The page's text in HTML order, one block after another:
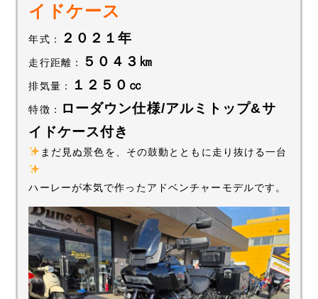
イドケース
年式： ２０２１年
走行距離： ５０４３㎞
排気量： １２５０㏄
特徴：
ローダウン仕様/アルミトップ&サ
イドケース付き
まだ見ぬ景色を、その鼓動とともに走り抜ける一台
ハーレーが本気で作ったアドベンチャーモデルです。